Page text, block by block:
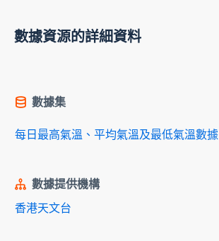
數據資源的詳細資料
數據集
每日最高氣溫、平均氣溫及最低氣溫數據
數據提供機構
香港天文台